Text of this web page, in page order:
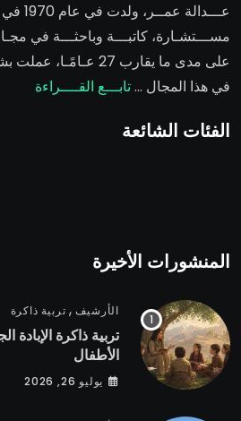
عـــدالة عمــر ، ولدت في عام 1970 في كردسـتان الجنوبية،
مســـتشـارة، كاتبـــة وباحثـــة في
على مدى ما يقارب 27 عـامًـا، عملت بشكل عملي ونظري
في هذا المجال …تابـــع القــــراءة
الفئات الشائعة
المنشورات الأخيرة
الأرشيف, تربية ذاكرة
تربية ذاكرة الإبادة
الأطفال
يوليو 26, 2026